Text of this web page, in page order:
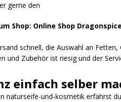
gerne den
Shop: Online Shop
schnell, die Auswahl an
und Zubehör ist riesig und der
einfach selber
naturseife-und-kosmetik erfährst